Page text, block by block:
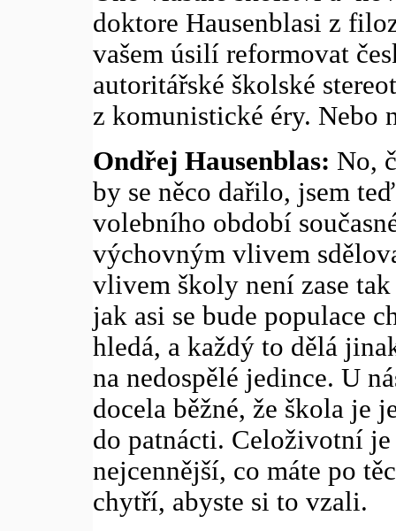
doktore Hausenblasi z
vašem úsilí reformovat
autoritářské školské
z komunistické éry. Nebo
Ondřej Hausenblas: No,
by se něco dařilo, jsem
volebního období
výchovným vlivem
vlivem školy není zase
jak asi se bude populace
hledá, a každý to dělá
na nedospělé jedince. U
docela běžné, že škola je
do patnácti. Celoživotní
nejcennější, co máte po
chytří, abyste si to vzali.